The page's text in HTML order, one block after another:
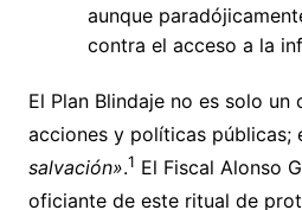
aunque
contra el acceso a la
El Plan Blindaje no es solo
acciones y políticas públicas;
salvación».1 El Fiscal Alonso
oficiante de este ritual de